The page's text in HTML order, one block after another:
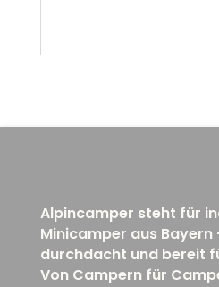
Alpincamper steht für
Minicamper aus
durchdacht und bereit
Von Campern für